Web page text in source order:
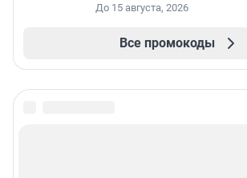
До 15 августа, 2026
Все промокоды